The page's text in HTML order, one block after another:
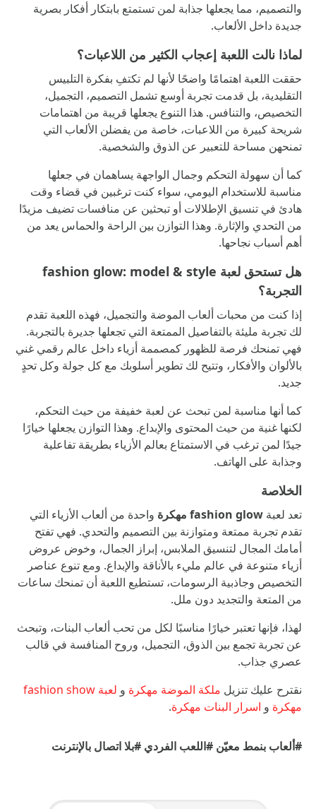
والتصميم، مما يجعلها جذابة لمن تستمتع بابتكار أفكار بصرية
جديدة داخل الألعاب.
لماذا نالت اللعبة إعجاب الكثير من اللاعبات؟
حققت اللعبة اهتمامًا واضحًا لأنها لم تكتفِ بفكرة التلبيس
التقليدية، بل قدمت تجربة أوسع تشمل التصميم، التجميل،
التخصيص، والتنافس. هذا التنوع يجعلها قريبة من اهتمامات
شريحة كبيرة من اللاعبات، خاصة من يفضلن الألعاب التي
تمنحهن مساحة للتعبير عن الذوق والشخصية.
كما أن سهولة التحكم وجمال الواجهة يساهمان في جعلها
مناسبة للاستخدام اليومي، سواء كنت ترغبين في قضاء وقت
هادئ في تنسيق الإطلالات أو تبحثين عن منافسات تضيف مزيدًا
من التحدي والإثارة. وهذا التوازن بين الراحة والحماس يعد من
أهم أسباب نجاحها.
هل تستحق لعبة fashion glow: model & style
التجربة؟
إذا كنت من محبات ألعاب الموضة والتجميل، فهذه اللعبة تقدم
لك تجربة مليئة بالتفاصيل الممتعة التي تجعلها جديرة بالتجربة.
فهي تمنحك فرصة للظهور كمصممة أزياء داخل عالم رقمي غني
بالألوان والأفكار، وتتيح لك تطوير أسلوبك مع كل جولة وكل تحدٍ
جديد.
كما أنها مناسبة لمن تبحث عن لعبة خفيفة من حيث التحكم،
لكنها غنية من حيث المحتوى والإبداع. وهذا التوازن يجعلها خيارًا
جيدًا لمن ترغب في الاستمتاع بعالم الأزياء بطريقة تفاعلية
وجذابة على الهاتف.
الخلاصة
تعد لعبة fashion glow مهكرة
واحدة من ألعاب الأزياء التي
تقدم تجربة ممتعة ومتوازنة بين التصميم والتحدي. فهي تفتح
أمامك المجال لتنسيق الملابس، إبراز الجمال، وخوض عروض
أزياء متنوعة في عالم مليء بالأناقة والإبداع. ومع تنوع عناصر
التخصيص وجاذبية الرسومات، تستطيع اللعبة أن تمنحك ساعات
من المتعة والتجديد دون ملل.
لهذا، فإنها تعتبر خيارًا مناسبًا لكل من تحب ألعاب البنات، وتبحث
عن تجربة تجمع بين الذوق، التجميل، وروح المنافسة في قالب
عصري جذاب.
نقترح عليك تنزيل ملكة الموضة مهكرة و
لعبة fashion show
مهكرة و اسرار البنات مهكرة.
#ألعاب بنمط معيّن #اللعب الفردي #بلا اتصال بالإنترنت